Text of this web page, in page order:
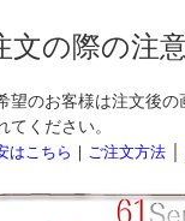
文の際の注
望のお客様は注文後の
てください。
はこちら ｜ ご注文方法